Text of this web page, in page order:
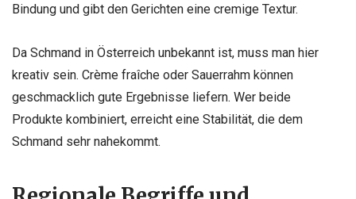
Bindung und gibt den Gerichten eine cremige Textur.
Da Schmand in Österreich unbekannt ist, muss man hier
kreativ sein. Crème fraîche oder Sauerrahm können
geschmacklich gute Ergebnisse liefern. Wer beide
Produkte kombiniert, erreicht eine Stabilität, die dem
Schmand sehr nahekommt.